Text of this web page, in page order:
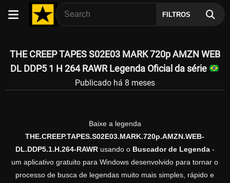
FILTROS
THE CREEP TAPES S02E03 MARK 720p AMZN WEB
DL DDP5 1 H 264 RAWR Legenda Oficial da série
Publicado há 8 meses
Baixe a legenda
THE.CREEP.TAPES.S02E03.MARK.720p.AMZN.WEB-
DL.DDP5.1.H.264-RAWRusando o Buscador de Legenda-
um aplicativo gratuito para Windows desenvolvido para tornar o
processo de busca de legendas muito mais simples, rápido e